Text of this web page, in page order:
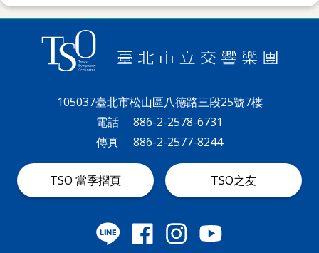
105037臺北市松山區八德路三段25號7樓
電話
886-2-2578-6731
傳真
886-2-2577-8244
TSO 當季摺頁 TSO之友